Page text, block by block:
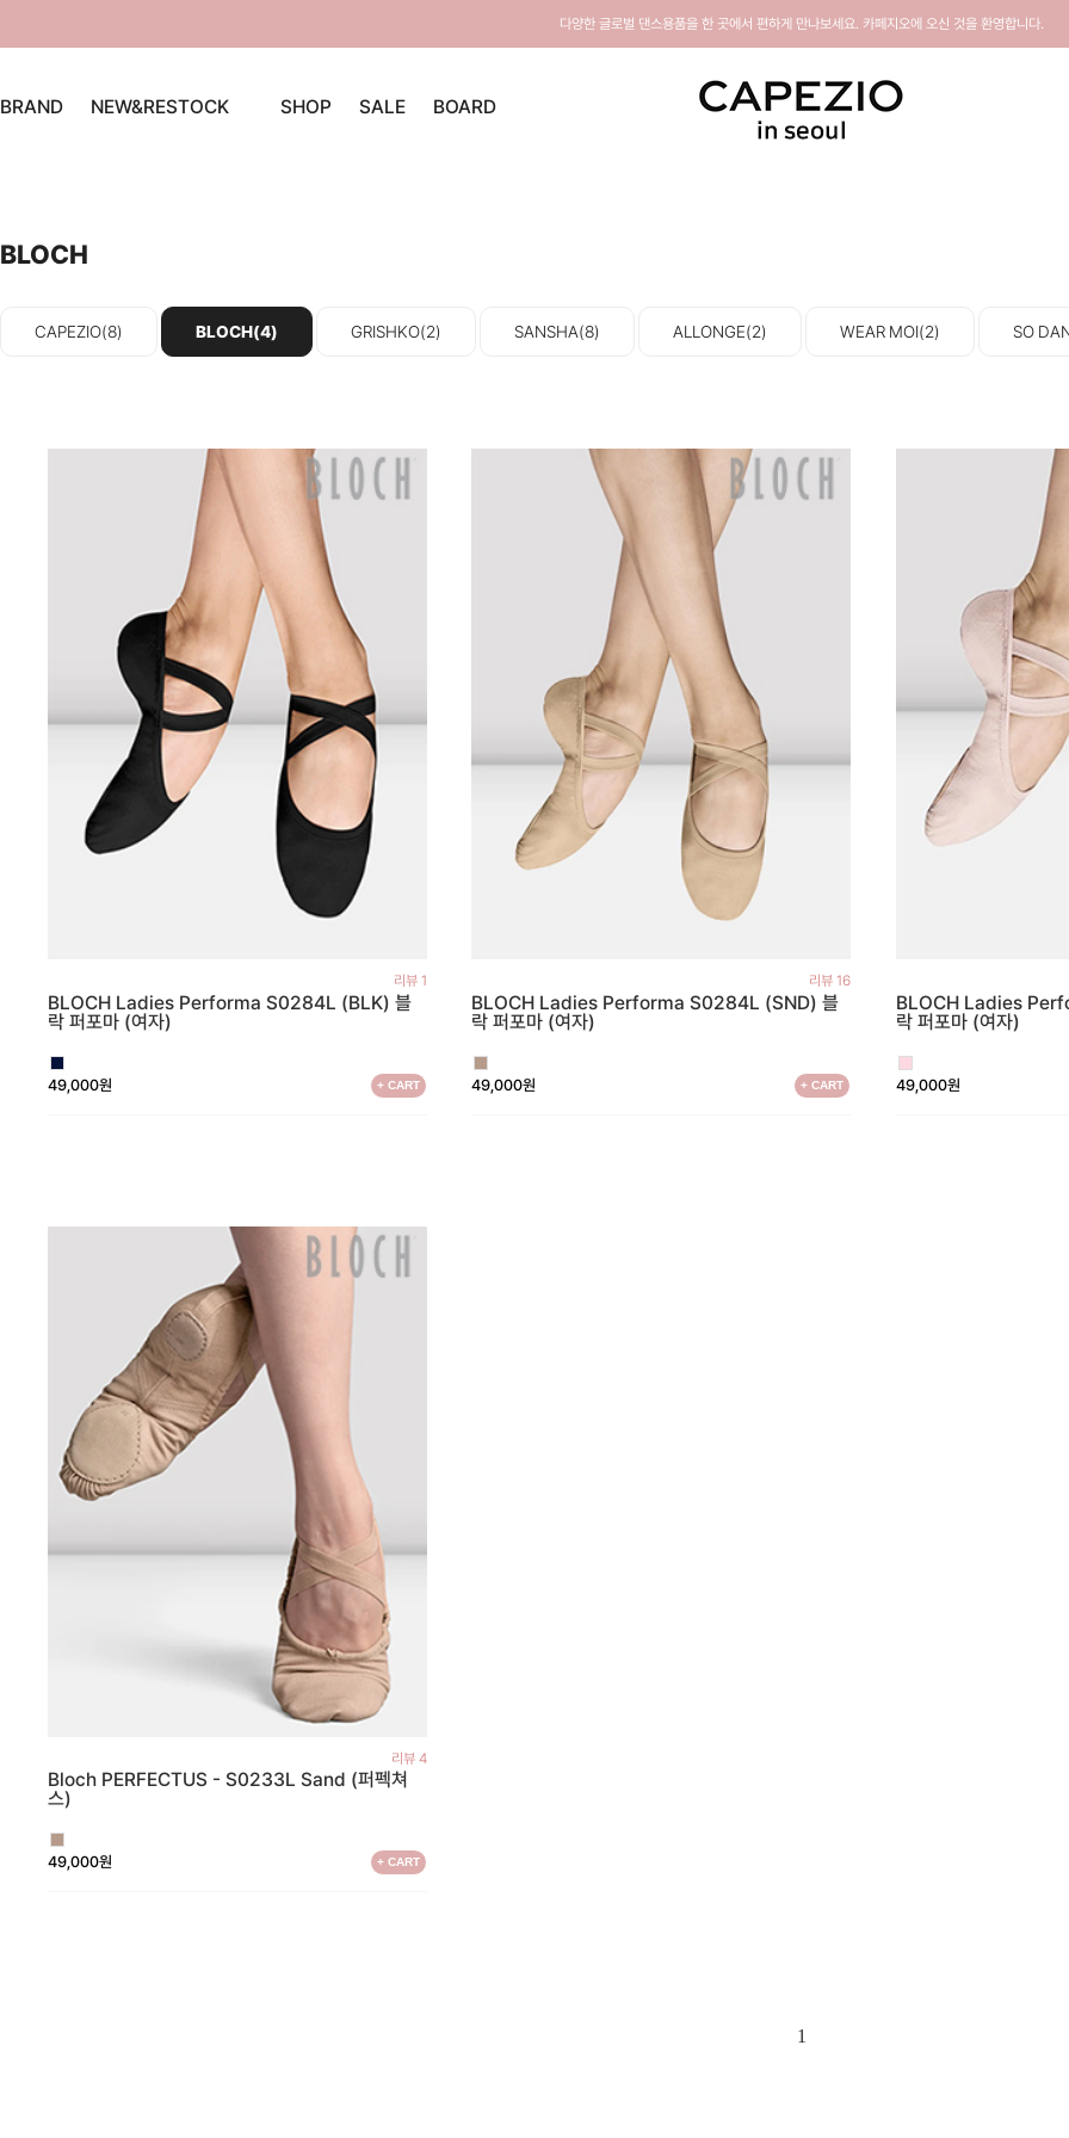
다양한 글로벌 댄스용품을 한 곳에서 편하게 만나보세요. 카페지오에 오신 것을 환영합니다.
BRAND NEW&RESTOCK SHOP SALE BOARD
BLOCH
CAPEZIO(8) BLOCH(4) GRISHKO(2) SANSHA(8) ALLONGE(2) WEAR MOI(2) SO
리뷰 1
BLOCH Ladies Performa S0284L (BLK) 블
락 퍼포마 (여자)
49,000원 + CART
리뷰 16
BLOCH Ladies Performa S0284L (SND) 블
락 퍼포마 (여자)
49,000원 + CART
BLOCH Ladies
락 퍼포마 (여자)
49,000원
리뷰 4
Bloch PERFECTUS - S0233L Sand (퍼펙쳐
스)
49,000원 + CART
1